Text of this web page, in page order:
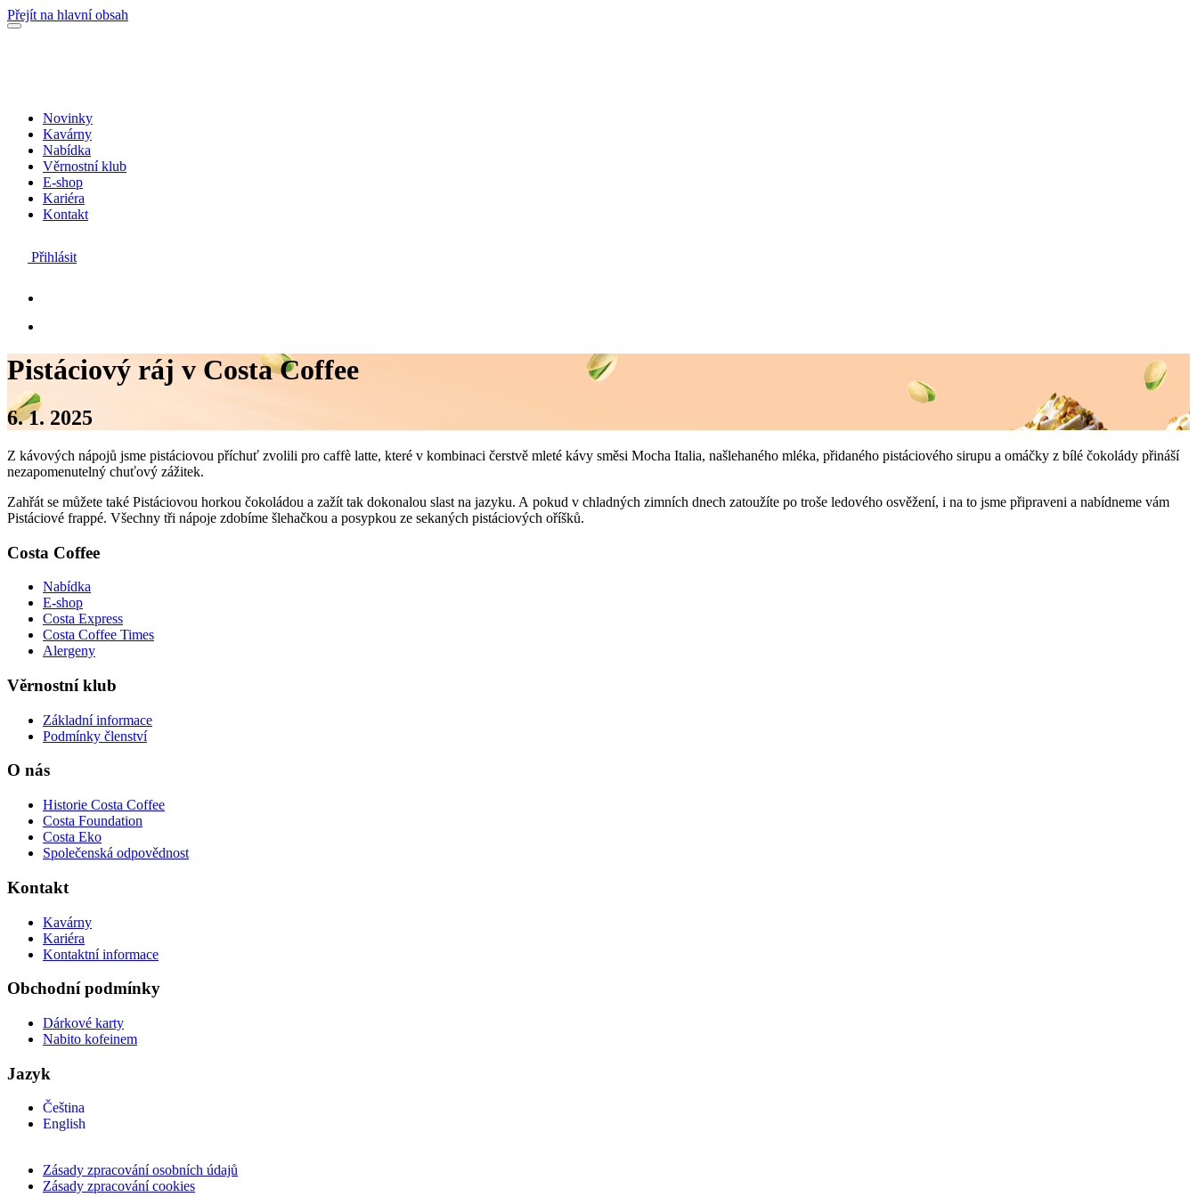
Přejít na hlavní obsah
Novinky
Kavárny
Nabídka
Věrnostní klub
E-shop
Kariéra
Kontakt
Přihlásit
Pistáciový ráj v Costa Coffee
6. 1. 2025
Z kávových nápojů jsme pistáciovou příchuť zvolili pro caffè latte, které v kombinaci čerstvě mleté kávy směsi Mocha Italia, našlehaného mléka, přidaného pistáciového sirupu a omáčky z bílé čokolády přináší
nezapomenutelný chuťový zážitek.
Zahřát se můžete také Pistáciovou horkou čokoládou a zažít tak dokonalou slast na jazyku. A pokud v chladných zimních dnech zatoužíte po troše ledového osvěžení, i na to jsme připraveni a nabídneme vám
Pistáciové frappé. Všechny tři nápoje zdobíme šlehačkou a posypkou ze sekaných pistáciových oříšků.
Costa Coffee
Nabídka
E-shop
Costa Express
Costa Coffee Times
Alergeny
Věrnostní klub
Základní informace
Podmínky členství
O nás
Historie Costa Coffee
Costa Foundation
Costa Eko
Společenská odpovědnost
Kontakt
Kavárny
Kariéra
Kontaktní informace
Obchodní podmínky
Dárkové karty
Nabito kofeinem
Jazyk
Čeština
English
Zásady zpracování osobních údajů
Zásady zpracování cookies